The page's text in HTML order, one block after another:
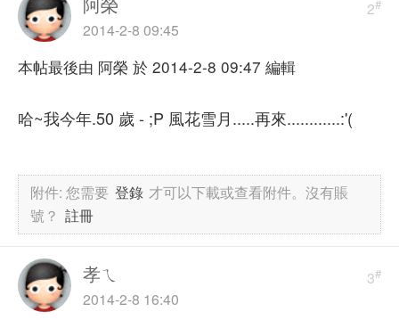
2#
2014-2-8 09:45
本帖最後由 阿榮 於 2014-2-8 09:47 編輯
哈~我今年.50 歲 - ;P 風花雪月.....再來............:'(
附件:您需要 登錄 才可以下載或查看附件。沒有賬
號？ 註冊
3#
孝ㄟ
2014-2-8 16:40